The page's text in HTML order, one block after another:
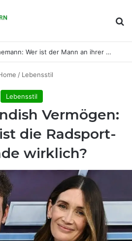
Angela van Brakel Ehemann: Wer ist der Mann an ihrer Seite?
/ Lebensstil
Lebensstil
Vermögen:
die Radsport-
wirklich?